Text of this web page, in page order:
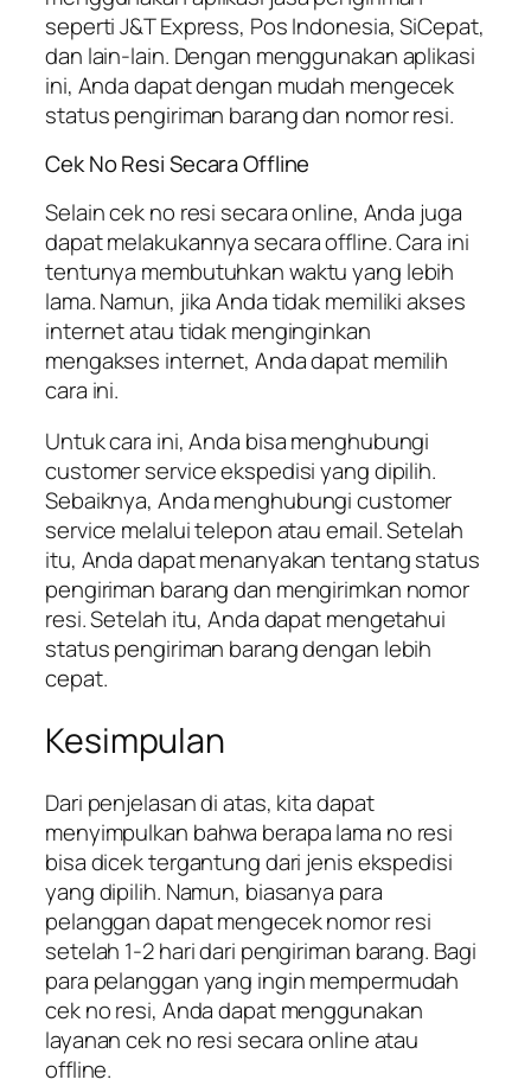
seperti J&T Express, Pos Indonesia, SiCepat,
dan lain-lain. Dengan menggunakan aplikasi
ini, Anda dapat dengan mudah mengecek
status pengiriman barang dan nomor resi.
Cek No Resi Secara Offline
Selain cek no resi secara online, Anda juga
dapat melakukannya secara offline. Cara ini
tentunya membutuhkan waktu yang lebih
lama. Namun, jika Anda tidak memiliki akses
internet atau tidak menginginkan
mengakses internet, Anda dapat memilih
cara ini.
Untuk cara ini, Anda bisa menghubungi
customer service ekspedisi yang dipilih.
Sebaiknya, Anda menghubungi customer
service melalui telepon atau email. Setelah
itu, Anda dapat menanyakan tentang status
pengiriman barang dan mengirimkan nomor
resi. Setelah itu, Anda dapat mengetahui
status pengiriman barang dengan lebih
cepat.
Kesimpulan
Dari penjelasan di atas, kita dapat
menyimpulkan bahwa berapa lama no resi
bisa dicek tergantung dari jenis ekspedisi
yang dipilih. Namun, biasanya para
pelanggan dapat mengecek nomor resi
setelah 1-2 hari dari pengiriman barang. Bagi
para pelanggan yang ingin mempermudah
cek no resi, Anda dapat menggunakan
layanan cek no resi secara online atau
offline.